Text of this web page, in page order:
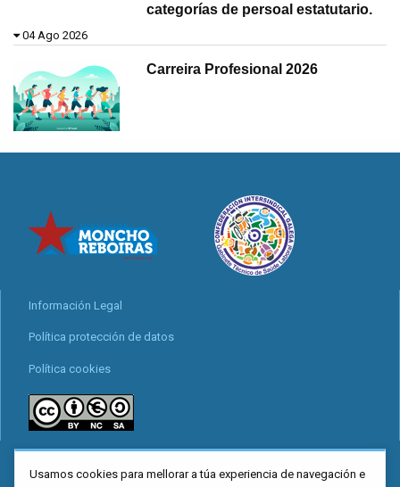
categorías de persoal estatutario.
04 Ago 2026
Carreira Profesional 2026
Información Legal
Política protección de datos
Política cookies
Usamos cookies para mellorar a túa experiencia de navegación e